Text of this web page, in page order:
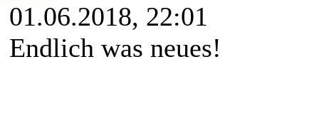
01.06.2018, 22:01
Endlich was neues!